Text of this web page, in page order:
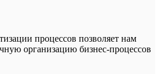
процессов позволяет нам
организацию бизнес-процессов